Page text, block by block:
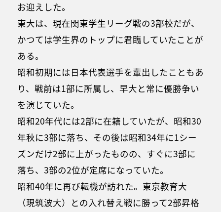
お迎えした。
東大は、現在関東学生リーグ戦の3部校だが、
かつては学生界のトップに君臨していたことが
ある。
昭和初期には日本代表選手を輩出したこともあ
り、戦前は1部に所属し、早大と常に優勝争い
を演じていた。
昭和20年代には2部に在籍していたが、昭和30
年秋に3部に落ち、その後は昭和34年に1シー
ズンだけ2部に上がったものの、すぐに3部に
落ち、3部の2位が定席になっていた。
昭和40年に再び転機が訪れた。東京教育大
（現筑波大）との入れ替え戦に勝って2部昇格